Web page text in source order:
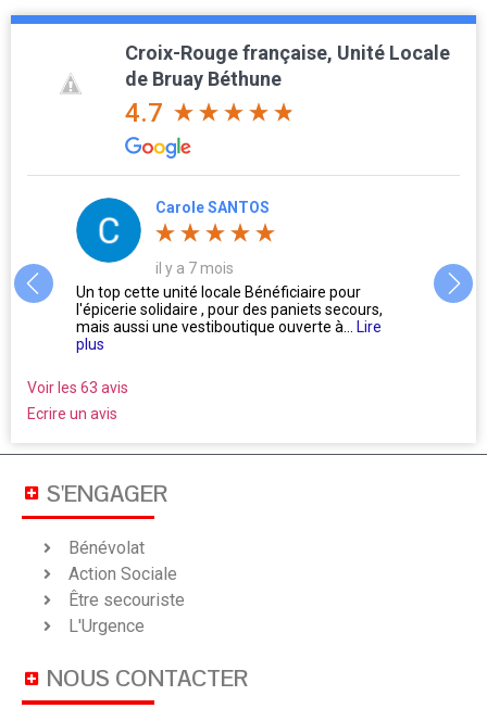
Croix-Rouge française, Unité Locale
de Bruay Béthune
4.7
Carole SANTOS
il y a 7 mois
Un top cette unité locale Bénéficiaire pour
l'épicerie solidaire , pour des paniets secours,
mais aussi une vestiboutique ouverte à...
Lire
plus
Voir les 63 avis
Ecrire un avis
S'ENGAGER
Bénévolat
Action Sociale
Être secouriste
L'Urgence
NOUS CONTACTER